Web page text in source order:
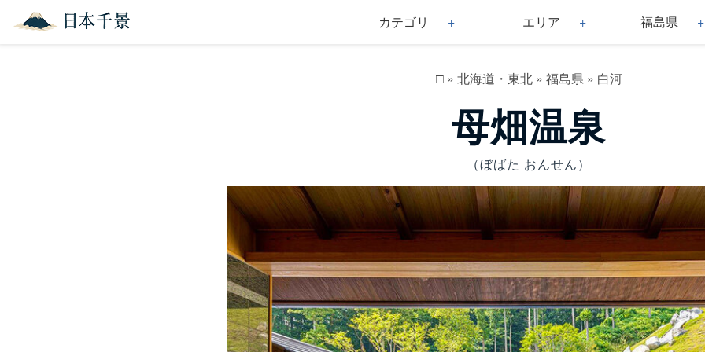
カテゴリ エリア 福島県
□» 北海道・東北» 福島県» 白河
母畑温泉
（ぼばた おんせん）